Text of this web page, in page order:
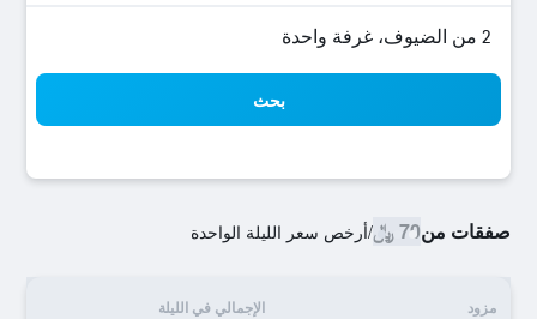
2 من الضيوف، غرفة واحدة
بحث
صفقات من70 ﷼ /أرخص سعر الليلة الواحدة
مزود الإجمالي في الليلة